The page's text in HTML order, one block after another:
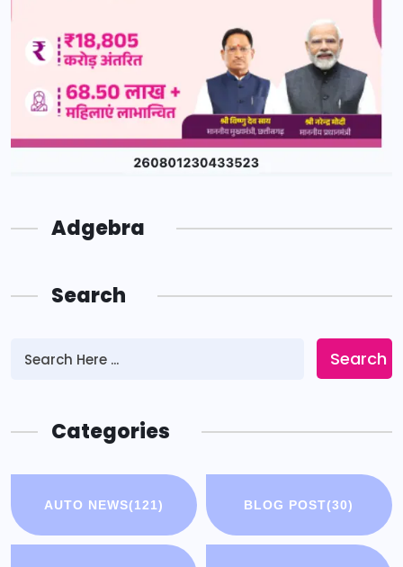
Adgebra
Search
Search
Categories
AUTO NEWS(121) BLOG POST(30)